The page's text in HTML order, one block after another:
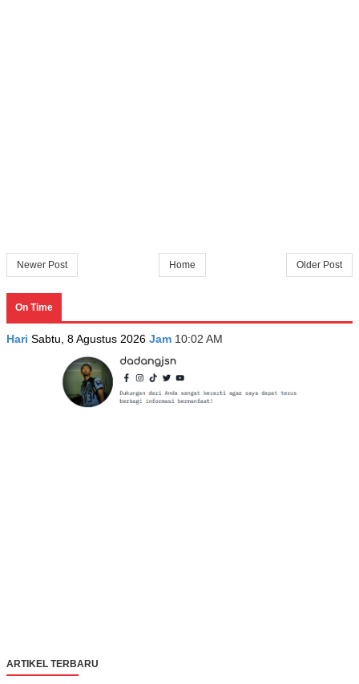
Newer Post Older Post
Home
On Time
Hari Sabtu, 8 Agustus 2026 Jam 10:02 AM
ARTIKEL TERBARU